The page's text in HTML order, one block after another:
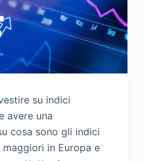
su indici
avere una
cosa sono gli indici
in Europa e